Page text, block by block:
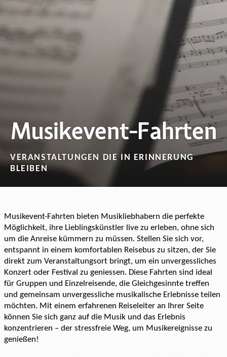
Musikevent-Fahrten
VERANSTALTUNGEN DIE IN ERINNERUNG
BLEIBEN
Musikevent-Fahrten bieten Musikliebhabern die perfekte
Möglichkeit, ihre Lieblingskünstler live zu erleben, ohne sich
um die Anreise kümmern zu müssen. Stellen Sie sich vor,
entspannt in einem komfortablen Reisebus zu sitzen, der Sie
direkt zum Veranstaltungsort bringt, um ein unvergessliches
Konzert oder Festival zu geniessen. Diese Fahrten sind ideal
für Gruppen und Einzelreisende, die Gleichgesinnte treffen
und gemeinsam unvergessliche musikalische Erlebnisse teilen
möchten. Mit einem erfahrenen Reiseleiter an Ihrer Seite
können Sie sich ganz auf die Musik und das Erlebnis
konzentrieren – der stressfreie Weg, um Musikereignisse zu
genießen!